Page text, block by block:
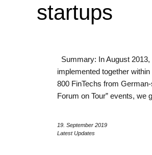
startups
Summary: In August
implemented together
800 FinTechs from
Forum on Tour” events,
19. September 2019
Latest Updates